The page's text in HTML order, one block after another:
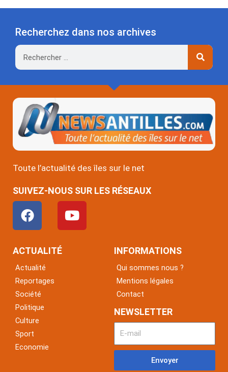
Recherchez dans nos archives
Rechercher
Toute l’actualité des îles sur le net
SUIVEZ-NOUS SUR LES RÉSEAUX
F
a
c
e
o
o
k
Y
o
u
ACTUALITÉ
Actualité
Reportages
Société
Politique
Culture
Sport
Economie
INFORMATIONS
Qui sommes nous ?
Mentions légales
Contact
NEWSLETTER
Envoyer